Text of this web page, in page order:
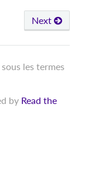
Next
les termes
by Read the